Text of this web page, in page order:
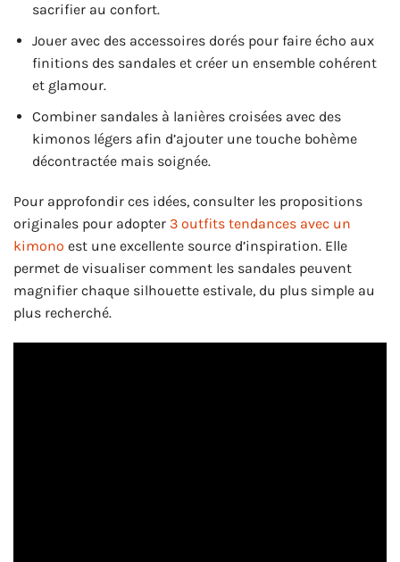
sacrifier au confort.
Jouer avec des accessoires dorés pour faire écho aux
finitions des sandales et créer un ensemble cohérent
et glamour.
Combiner sandales à lanières croisées avec des
kimonos légers afin d’ajouter une touche bohème
décontractée mais soignée.
Pour approfondir ces idées, consulter les propositions
originales pour adopter 3 outfits tendances avec un
kimono est une excellente source d’inspiration. Elle
permet de visualiser comment les sandales peuvent
magnifier chaque silhouette estivale, du plus simple au
plus recherché.